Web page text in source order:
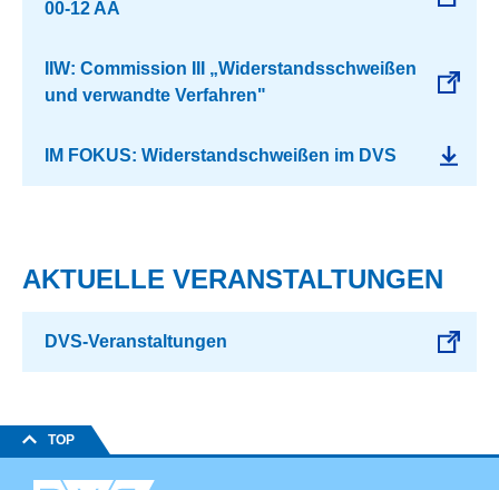
00-12 AA
IIW: Commission III „Widerstandsschweißen
und verwandte Verfahren"
IM FOKUS: Widerstandschweißen im DVS
AKTUELLE VERANSTALTUNGEN
DVS-Veranstaltungen
TOP